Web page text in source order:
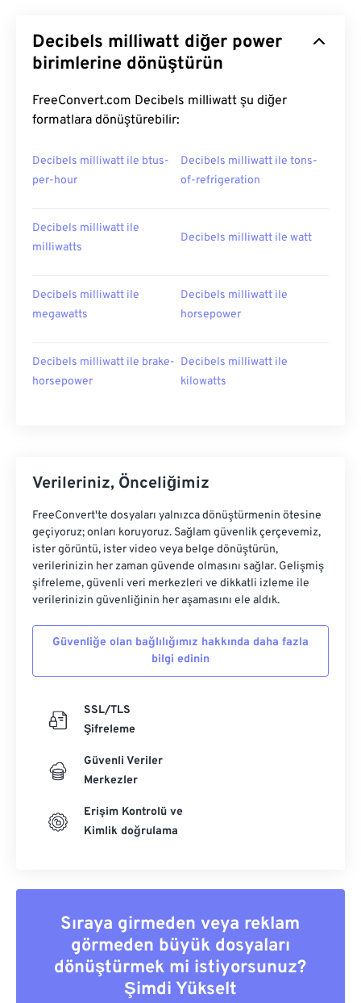
Decibels milliwatt diğer power
birimlerine dönüştürün
FreeConvert.com Decibels milliwatt şu diğer
formatlara dönüştürebilir:
Decibels milliwatt ile btus-
per-hour
Decibels milliwatt ile tons-
of-refrigeration
Decibels milliwatt ile
milliwatts
Decibels milliwatt ile watt
Decibels milliwatt ile
megawatts
Decibels milliwatt ile
horsepower
Decibels milliwatt ile brake-
horsepower
Decibels milliwatt ile
kilowatts
Verileriniz, Önceliğimiz
FreeConvert'te dosyaları yalnızca dönüştürmenin ötesine
geçiyoruz; onları koruyoruz. Sağlam güvenlik çerçevemiz,
ister görüntü, ister video veya belge dönüştürün,
verilerinizin her zaman güvende olmasını sağlar. Gelişmiş
şifreleme, güvenli veri merkezleri ve dikkatli izleme ile
verilerinizin güvenliğinin her aşamasını ele aldık.
Güvenliğe olan bağlılığımız hakkında daha fazla
bilgi edinin
SSL/TLS
Şifreleme
Güvenli Veriler
Merkezler
Erişim Kontrolü ve
Kimlik doğrulama
Sıraya girmeden veya reklam
görmeden büyük dosyaları
dönüştürmek mi istiyorsunuz?
Şimdi Yükselt